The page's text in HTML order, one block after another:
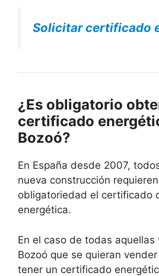
Solicitar certificado
¿Es obligatorio
certificado
Bozoó?
En España desde 2007,
nueva construcción
obligatoriedad el certificado
energética.
En el caso de todas aquellas
Bozoó que se quieran
tener un certificado